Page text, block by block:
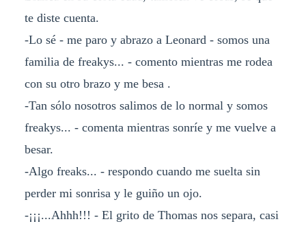
te diste cuenta.
-Lo sé - me paro y abrazo a Leonard - somos una
familia de freakys... - comento mientras me rodea
con su otro brazo y me besa .
-Tan sólo nosotros salimos de lo normal y somos
freakys... - comenta mientras sonríe y me vuelve a
besar.
-Algo freaks... - respondo cuando me suelta sin
perder mi sonrisa y le guiño un ojo.
-¡¡¡...Ahhh!!! - El grito de Thomas nos separa, casi